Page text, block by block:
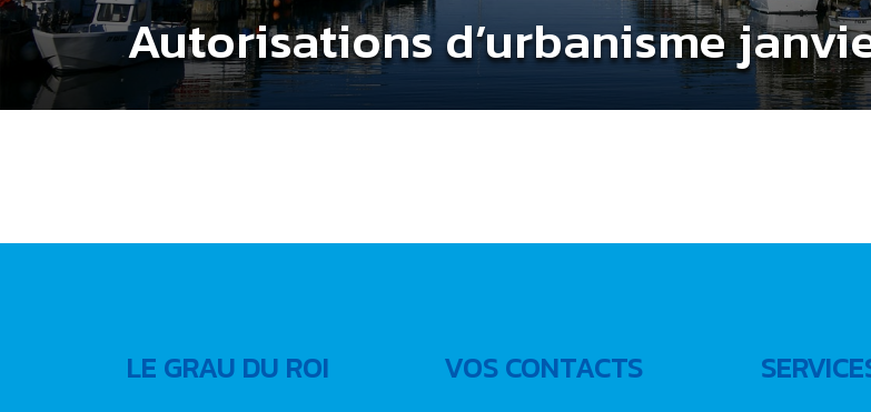
Autorisations d’urbanisme
LE GRAU DU ROI VOS CONTACTS